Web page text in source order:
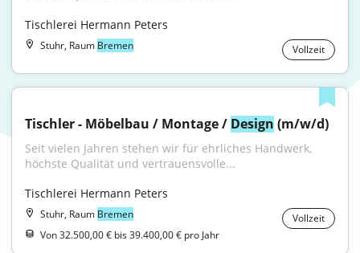
Tischlerei Hermann Peters
Stuhr, Raum Bremen Vollzeit
Tischler - Möbelbau / Montage / Design (m/w/d)
Seit vielen Jahren stehen wir für ehrliches Handwerk,
höchste Qualität und vertrauensvolle...
Tischlerei Hermann Peters
Stuhr, Raum Bremen
Vollzeit
Von 32.500,00 € bis 39.400,00 € pro Jahr